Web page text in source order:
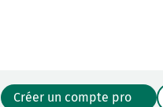
Créer un compte pro